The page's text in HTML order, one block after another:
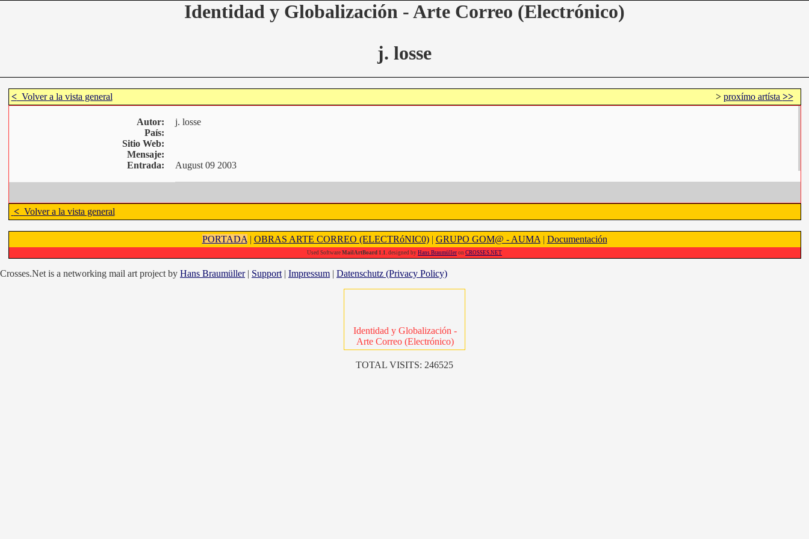
Identidad y Globalización - Arte Correo (Electrónico)
j. losse
<Volver a la vista general > proxímo artísta >>
Autor:
País:
Sitio Web:
Mensaje:
j. losse
Entrada: August 09 2003
<Volver a la vista general
PORTADA | OBRAS ARTE CORREO (ELECTRóNIC0)| GRUPO GOM@ - AUMA | Documentación
Used Software MailArtBoard 1.1. designed by Hans Braumüller on CROSSES.NET
Crosses.Net is a networking mail art project by Hans Braumüller| Support | Impressum | Datenschutz (Privacy Policy)
Identidad y Globalización -
Arte Correo (Electrónico)
TOTAL VISITS: 246525